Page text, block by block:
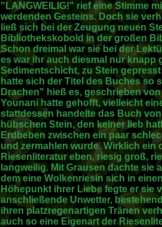
"LANGWEILIG!" rief eine Stimme
werdenden Gesteins. Doch sie
ließ sich bei der Zeugung neuen
Bibliothekskobold in der großen
Schon dreimal war sie bei der
es war ihr auch diesmal nur knapp
Sedimentschicht, zu Stein
hatte sich der Titel des Buches so
Drachen" hieß es, geschrieben
Younani hatte gehofft, vielleicht
stattdessen handelte das Buch
hübschen Stein, den keiner lieb
Erdbeben zwischen ein paar
und zermahlen wurde. Wirklich ein
Riesenliteratur eben, riesig groß,
langweilig. Mit Grausen dachte
dem eine Wolkenriesin sich in
Höhepunkt ihrer Liebe fegte er sie
anschließende Unwetter,
ihren platzregenartigen Tränen
auch so eine Eigenart der